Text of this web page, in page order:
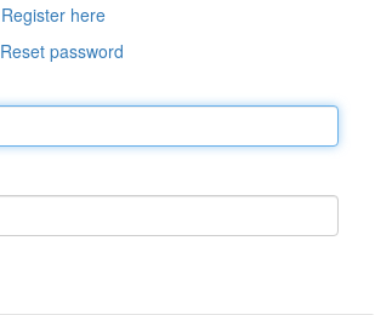
Register here
Reset password